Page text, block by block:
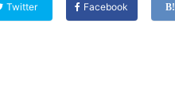
Twitter Facebook